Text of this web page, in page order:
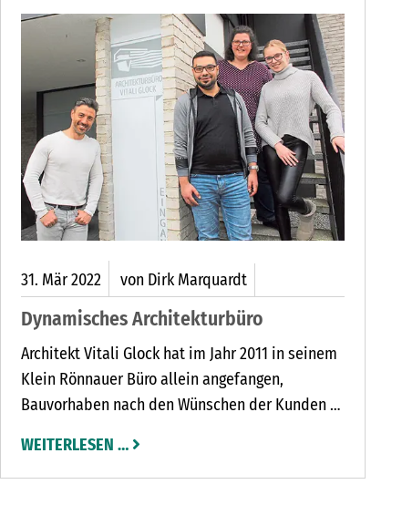
31. Mär2022 von Dirk Marquardt
Dynamisches Architekturbüro
Architekt Vitali Glock hat im Jahr 2011 in seinem
Klein Rönnauer Büro allein angefangen,
Bauvorhaben nach den Wünschen der Kunden zu
WEITERLESEN …